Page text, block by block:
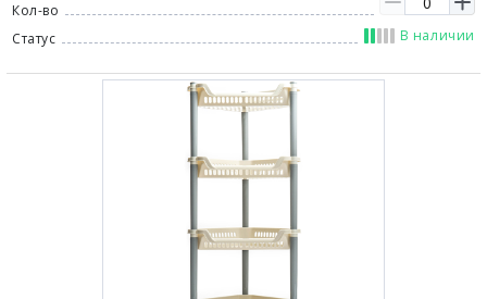
Кол-во
Статус
В наличии